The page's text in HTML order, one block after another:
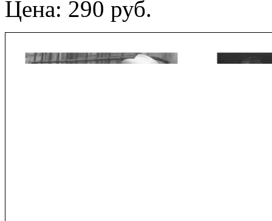
Цена: 290 руб.